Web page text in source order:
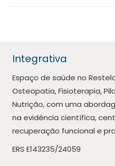
Integrativa
Espaço de saúde no
Osteopatia, Fisioterapia,
Nutrição, com uma
na evidência científica,
recuperação funcional e
ERS E143235/24059